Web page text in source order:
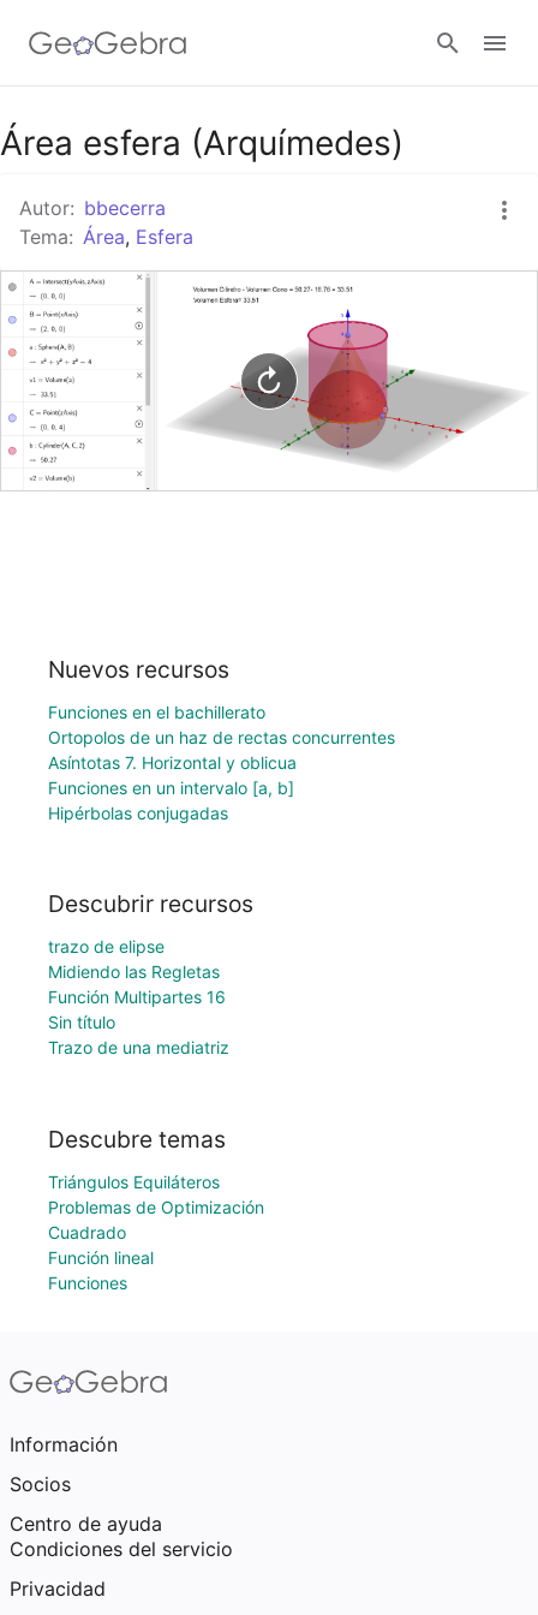
Google Classroom
GeoGebra Classroom
Abrir sesión
Área esfera (Arquímedes)
Autor: bbecerra
Tema: Área, Esfera
Nuevos recursos
Funciones en el bachillerato
Ortopolos de un haz de rectas concurrentes
Asíntotas 7. Horizontal y oblicua
Funciones en un intervalo [a, b]
Hipérbolas conjugadas
Descubrir recursos
trazo de elipse
Midiendo las Regletas
Función Multipartes 16
Sin título
Trazo de una mediatriz
Descubre temas
Triángulos Equiláteros
Problemas de Optimización
Cuadrado
Función lineal
Funciones
Información
Socios
Centro de ayuda
Condiciones del servicio
Privacidad